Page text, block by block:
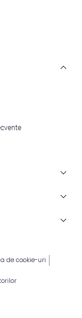
de cookie-uri